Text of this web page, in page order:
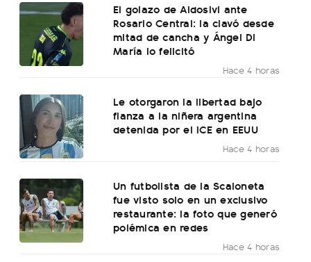
El golazo de Aldosivi ante
Rosario Central: la clavó desde
mitad de cancha y Ángel Di
María lo felicitó
Hace 4 horas
Le otorgaron la libertad bajo
fianza a la niñera argentina
detenida por el ICE en EEUU
Hace 4 horas
Un futbolista de la Scaloneta
fue visto solo en un exclusivo
restaurante: la foto que generó
polémica en redes
Hace 4 horas